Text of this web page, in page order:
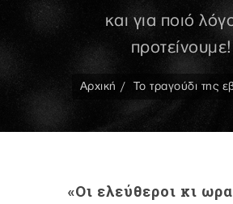
και για ποιό
προτείνουμε!
Αρχική Το τραγούδι της
«Οι ελεύθεροι κι